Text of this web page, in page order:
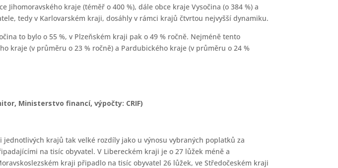
kraje (téměř o 400 %), dále obce kraje Vysočina (o 384 %) a
tedy v Karlovarském kraji, dosáhly v rámci krajů čtvrtou nejvyšší dynamiku.
to bylo o 55 %, v Plzeňském kraji pak o 49 % ročně. Nejméně tento
kraje (v průměru o 23 % ročně) a Pardubického kraje (v průměru o 24 %
Ministerstvo financí, výpočty: CRIF)
krajů tak velké rozdíly jako u výnosu vybraných poplatků za
na tisíc obyvatel. V Libereckém kraji je o 27 lůžek méně a
kraji připadlo na tisíc obyvatel 26 lůžek, ve Středočeském kraji